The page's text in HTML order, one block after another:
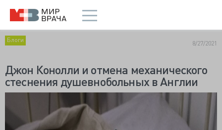
Блоги 8/27/2021
Джон Конолли и отмена механического
стеснения душевнобольных в Англии